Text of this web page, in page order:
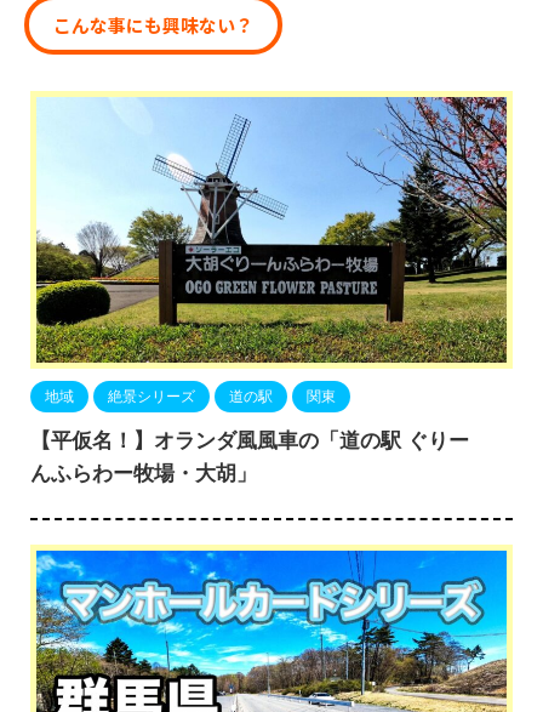
こんな事にも興味ない？
地域 絶景シリーズ 道の駅 関東
【平仮名！】オランダ風風車の「道の駅 ぐりー
んふらわー牧場・大胡」